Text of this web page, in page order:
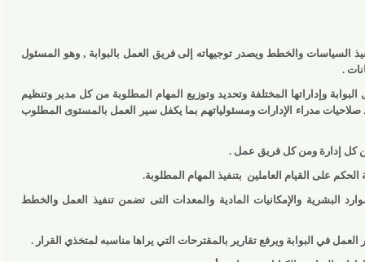
والخطط ويصدر توجيهاته إلى فريق العمل بالبوابة , وهو المسئول
المختلفة وتحديد وتوزيع المهام المطلوبة من كل مدير وتنظيم
مدراء الإدارات ومسئولياتهم بما يكفل سير العمل بالمستوى المطلوب
إدارة ومن كل فريق عمل .
على القيام العاملين بتنفيذ المهام المطلوبة.
والإمكانيات المادية والمعدات التى تضمن تنفيذ العمل والخطط
ويرفع تقارير بالمقترحات التي يراها مناسبه لمتخذي القرار .